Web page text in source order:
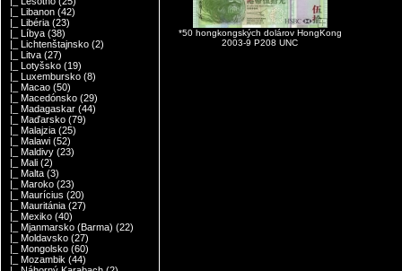
|_ Libanon (42)
|_ Libéria (23)
|_ Líbya (38)
|_ Lichtenštajnsko (2)
|_ Litva (27)
|_ Lotyšsko (19)
|_ Luxembursko (8)
|_ Macao (50)
|_ Macedónsko (29)
|_ Madagaskar (44)
|_ Maďarsko (79)
|_ Malajzia (25)
|_ Malawi (52)
|_ Maldivy (23)
|_ Mali (2)
|_ Malta (3)
|_ Maroko (23)
|_ Maurícius (20)
|_ Mauritánia (27)
|_ Mexiko (40)
|_ Mjanmarsko (Barma) (22)
|_ Moldavsko (27)
|_ Mongolsko (60)
|_ Mozambik (44)
*50 hongkongských dolárov HongKong
2003-9 P208 UNC